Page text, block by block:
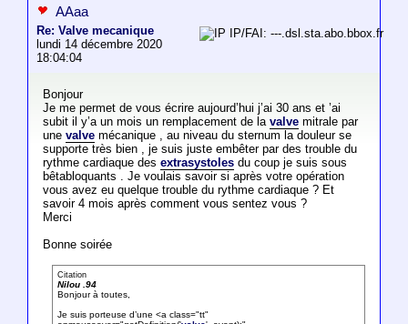
AAaa
Re: Valve mecanique
lundi 14 décembre 2020
18:04:04
IP/FAI: ---.dsl.sta.abo.bbox.fr
Bonjour
Je me permet de vous écrire aujourd’hui j’ai 30 ans et ’ai
subit il y’a un mois un remplacement de la valvemitrale par
une valvemécanique , au niveau du sternum la douleur se
supporte très bien , je suis juste embêter par des trouble du
rythme cardiaque des extrasystolesdu coup je suis sous
bêtabloquants . Je voulais savoir si après votre opération
vous avez eu quelque trouble du rythme cardiaque ? Et
savoir 4 mois après comment vous sentez vous ?
Merci
Bonne soirée
Citation
Nilou .94
Bonjour à toutes,
Je suis porteuse d’une <a class="tt"